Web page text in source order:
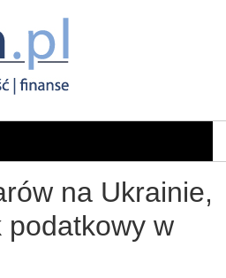
na Ukrainie,
podatkowy w